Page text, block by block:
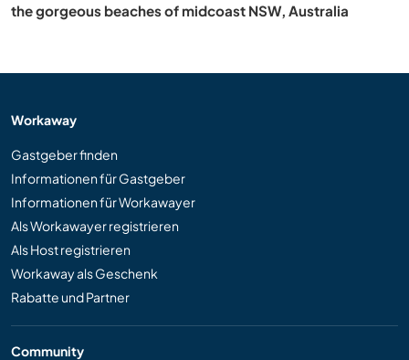
the gorgeous beaches of midcoast NSW, Australia
Workaway
Gastgeber finden
Informationen für Gastgeber
Informationen für Workawayer
Als Workawayer registrieren
Als Host registrieren
Workaway als Geschenk
Rabatte und Partner
Community